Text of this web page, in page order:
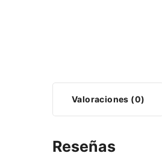
Valoraciones (0)
Reseñas